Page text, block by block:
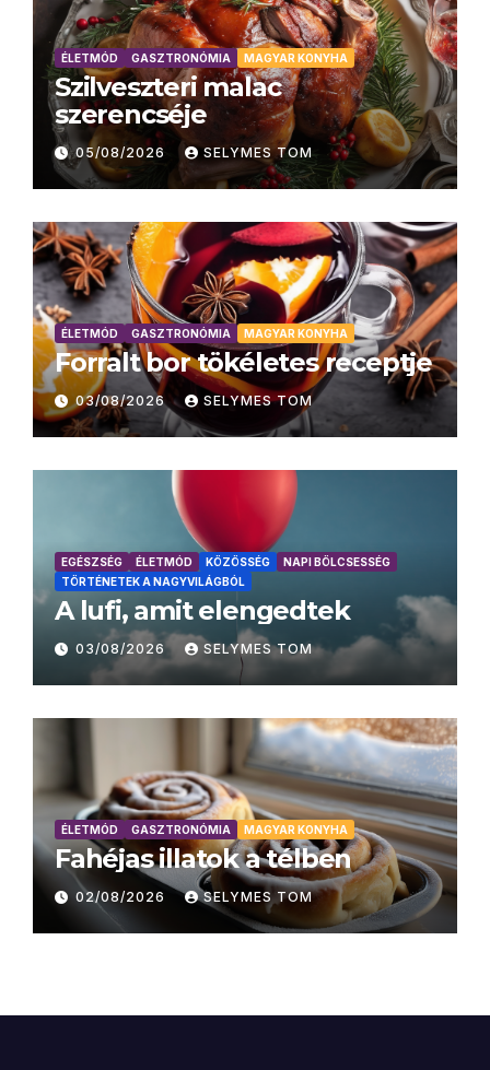
ÉLETMÓD GASZTRONÓMIA MAGYAR KONYHA
Szilveszteri malac
szerencséje
05/08/2026 SELYMES TOM
ÉLETMÓD GASZTRONÓMIA MAGYAR KONYHA
Forralt bor tökéletes receptje
03/08/2026 SELYMES TOM
EGÉSZSÉG ÉLETMÓD KÖZÖSSÉG
NAPI BÖLCSESSÉG
TÖRTÉNETEK A NAGYVILÁGBÓL
A lufi, amit elengedtek
03/08/2026 SELYMES TOM
ÉLETMÓD GASZTRONÓMIA MAGYAR KONYHA
Fahéjas illatok a télben
02/08/2026 SELYMES TOM